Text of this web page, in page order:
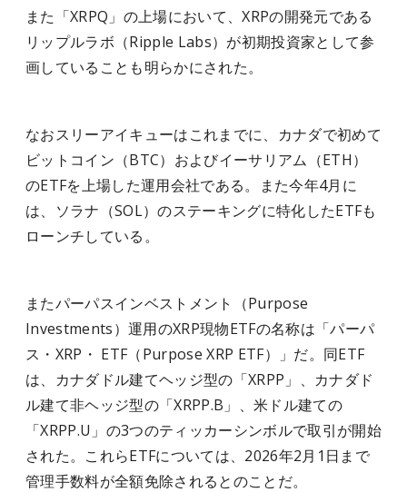
また「XRPQ」の上場において、XRPの開発元である
リップルラボ（Ripple Labs）が初期投資家として参
画していることも明らかにされた。
なおスリーアイキューはこれまでに、カナダで初めて
ビットコイン（BTC）およびイーサリアム（ETH）
のETFを上場した運用会社である。また今年4月に
は、ソラナ（SOL）のステーキングに特化したETFも
ローンチしている。
またパーパスインベストメント（Purpose
Investments）運用のXRP現物ETFの名称は「パーパ
ス・XRP・ ETF（Purpose XRP ETF）」だ。同ETF
は、カナダドル建てヘッジ型の「XRPP」、カナダド
ル建て非ヘッジ型の「XRPP.B」、米ドル建ての
「XRPP.U」の3つのティッカーシンボルで取引が開始
された。これらETFについては、2026年2月1日まで
管理手数料が全額免除されるとのことだ。